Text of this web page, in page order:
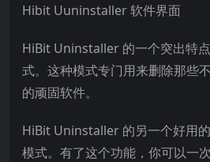
Hibit Uuninstaller 软件界面
HiBit Uninstaller 的一个突出特
式。这种模式专门用来删除那些
的顽固软件。
HiBit Uninstaller 的另一个好用
模式。有了这个功能，你可以一